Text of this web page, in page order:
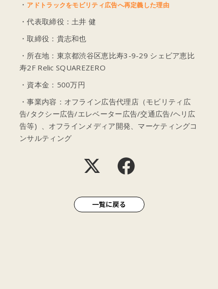
・ アドトラックをモビリティ広告へ再定義した理由
・代表取締役：土井 健
・取締役：貴志和也
・所在地：東京都渋谷区恵比寿3-9-29 シェビア恵比
寿2F Relic SQUAREZERO
・資本金：500万円
・事業内容：オフライン広告代理店（モビリティ広
告/タクシー広告/エレベーター広告/交通広告/ヘリ広
告等) 、オフラインメディア開発、マーケティングコ
ンサルティング
一覧に戻る